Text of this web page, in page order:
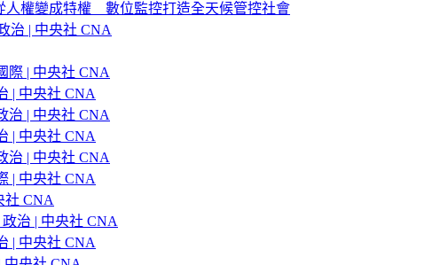
人權變成特權 數位監控打造全天候管控社會
治 | 中央社 CNA
際 | 中央社 CNA
| 中央社 CNA
治 | 中央社 CNA
| 中央社 CNA
治 | 中央社 CNA
| 中央社 CNA
社 CNA
治 | 中央社 CNA
| 中央社 CNA